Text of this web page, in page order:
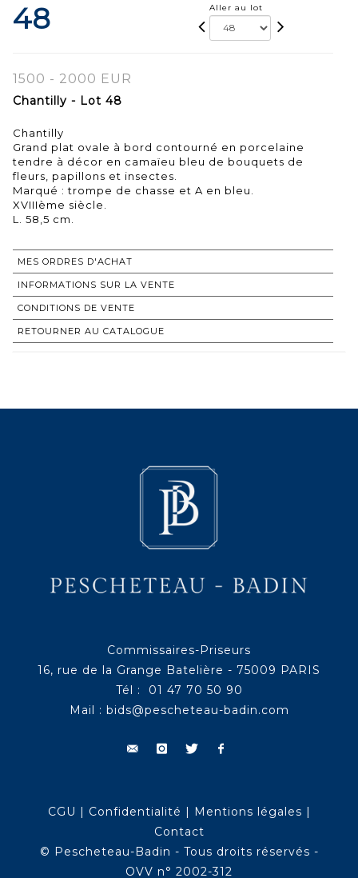
48 Aller au lot
1500 - 2000 EUR
Chantilly - Lot 48
Chantilly
Grand plat ovale à bord contourné en porcelaine
tendre à décor en camaïeu bleu de bouquets de
fleurs, papillons et insectes.
Marqué : trompe de chasse et A en bleu.
XVIIIème siècle.
MES ORDRES D'ACHAT
INFORMATIONS SUR LA VENTE
CONDITIONS DE VENTE
RETOURNER AU CATALOGUE
Commissaires-Priseurs
16, rue de la Grange Batelière - 75009 PARIS
Tél : 01 47 70 50 90
Mail : bids@pescheteau-badin.com
CGU | Confidentialité | Mentions légales |
Contact
© Pescheteau-Badin - Tous droits réservés -
OVV n° 2002-312